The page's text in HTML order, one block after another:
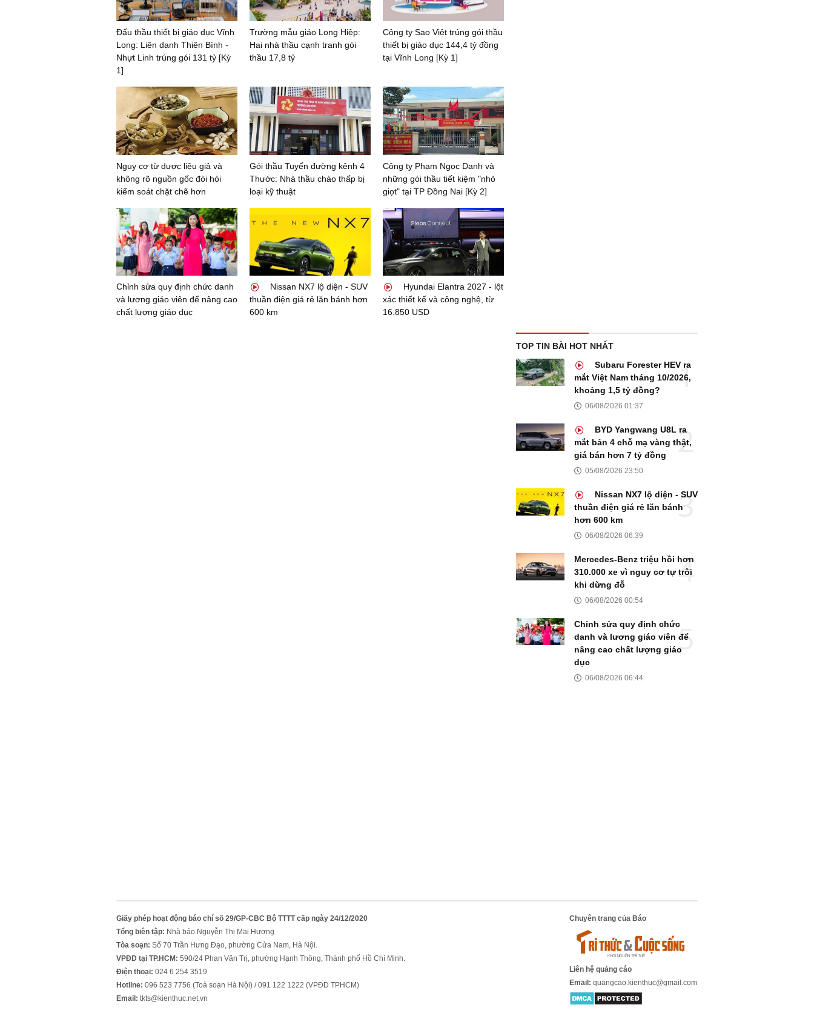
Đấu thầu thiết bị giáo dục Vĩnh
Long: Liên danh Thiên Bình -
Nhựt Linh trúng gói 131 tỷ [Kỳ
1]
Trường mẫu giáo Long Hiệp:
Hai nhà thầu cạnh tranh gói
thầu 17,8 tỷ
Công ty Sao Việt trúng gói thầu
thiết bị giáo dục 144,4 tỷ đồng
tại Vĩnh Long [Kỳ 1]
Nguy cơ từ dược liệu giả và
không rõ nguồn gốc đòi hỏi
kiểm soát chặt chẽ hơn
Gói thầu Tuyến đường kênh 4
Thước: Nhà thầu chào thấp bị
loại kỹ thuật
Công ty Phạm Ngọc Danh và
những gói thầu tiết kiệm "nhỏ
giọt" tại TP Đồng Nai [Kỳ 2]
Chỉnh sửa quy định chức danh
và lương giáo viên để nâng cao
chất lượng giáo dục
Nissan NX7 lộ diện - SUV
thuần điện giá rẻ lăn bánh hơn
600 km
Hyundai Elantra 2027 - lột
xác thiết kế và công nghệ, từ
16.850 USD
TOP TIN BÀI HOT NHẤT
Subaru Forester HEV ra
mắt Việt Nam tháng 10/2026,
khoảng 1,5 tỷ đồng?
06/08/2026 01:37
BYD Yangwang U8L ra
mắt bản 4 chỗ mạ vàng thật,
giá bán hơn 7 tỷ đồng
05/08/2026 23:50
Nissan NX7 lộ diện - SUV
thuần điện giá rẻ lăn bánh
hơn 600 km
06/08/2026 06:39
Mercedes-Benz triệu hồi hơn
310.000 xe vì nguy cơ tự trôi
khi dừng đỗ
06/08/2026 00:54
Chỉnh sửa quy định chức
danh và lương giáo viên để
nâng cao chất lượng giáo
dục
06/08/2026 06:44
Giấy phép hoạt động báo chí số 29/GP-CBC Bộ TTTT cấp ngày 24/12/2020
Tổng biên tập: Nhà báo Nguyễn Thị Mai Hương
Tòa soạn: Số 70 Trần Hưng Đạo, phường Cửa Nam, Hà Nội.
VPĐD tại TP.HCM: 590/24 Phan Văn Trị, phường Hạnh Thông, Thành phố Hồ Chí Minh.
Điện thoại: 024 6 254 3519
Hotline: 096 523 7756 (Toà soạn Hà Nội) / 091 122 1222 (VPĐD TPHCM)
Email: tkts@kienthuc.net.vn
Chuyên trang của Báo
Liên hệ quảng cáo
Email: quangcao.kienthuc@gmail.com